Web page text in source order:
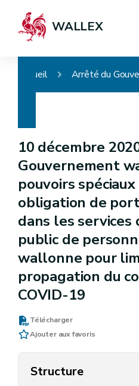
WALLEX
Accueil
10 décembre
Gouvernement
pouvoirs
obligation de
dans les
public de
wallonne pour
propagation du
COVID-19
Télécharger
Ajouter aux favoris
Structure